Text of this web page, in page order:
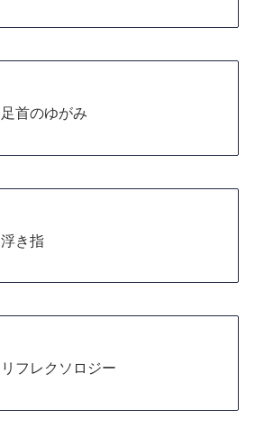
足首のゆがみ
浮き指
リフレクソロジー